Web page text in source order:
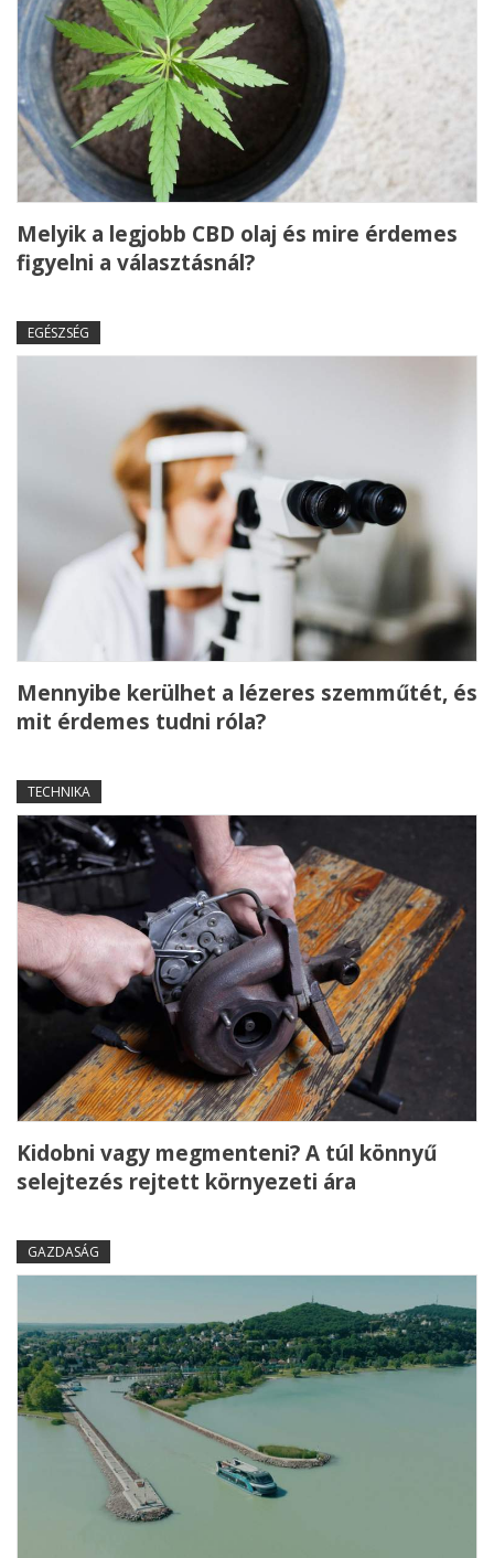
Melyik a legjobb CBD olaj és mire érdemes
figyelni a választásnál?
EGÉSZSÉG
Mennyibe kerülhet a lézeres szemműtét, és
mit érdemes tudni róla?
TECHNIKA
Kidobni vagy megmenteni? A túl könnyű
selejtezés rejtett környezeti ára
GAZDASÁG